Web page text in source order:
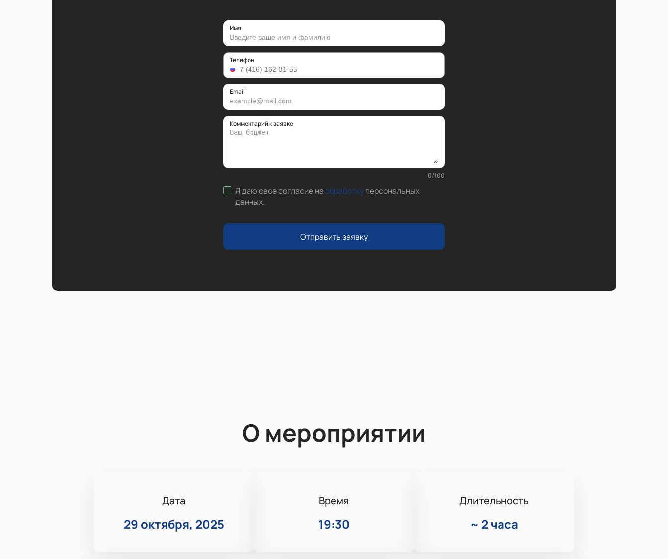
Имя
Телефон
Email
Комментарий к заявке
0/100
Я даю свое согласие наобработкуперсональных
данных.
Отправить заявку
О мероприятии
Дата
29 октября, 2025
Время
19:30
Длительность
~ 2 часа